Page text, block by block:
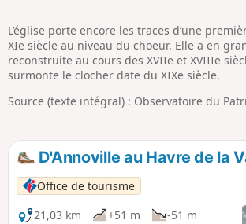
L’église porte encore les traces d’une
XIe siècle au niveau du choeur. Elle a en
reconstruite au cours des XVIIe et XVIIIe
surmonte le clocher date du XIXe siècle.
Source (texte intégral) : Observatoire du
D'Annoville au Havre de la
Office de tourisme
21,03 km
+51 m
-51 m